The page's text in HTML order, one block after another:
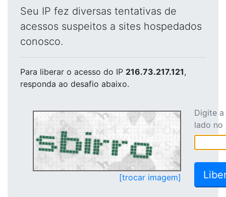
Seu IP fez diversas tentativas de
acessos suspeitos a sites hospedados
conosco.
Para liberar o acesso do IP 216.73.217.121,
responda ao desafio abaixo.
[trocar imagem]
Digite
lado no